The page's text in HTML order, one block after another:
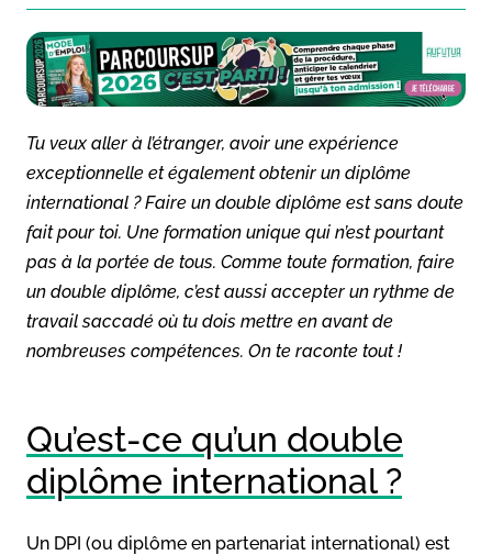
Tu veux aller à l’étranger, avoir une expérience
exceptionnelle et également obtenir un diplôme
international ? Faire un double diplôme est sans doute
fait pour toi. Une formation unique qui n’est pourtant
pas à la portée de tous. Comme toute formation, faire
un double diplôme, c’est aussi accepter un rythme de
travail saccadé où tu dois mettre en avant de
nombreuses compétences. On te raconte tout !
Qu’est-ce qu’un double
diplôme international ?
Un DPI (ou diplôme en partenariat international) est